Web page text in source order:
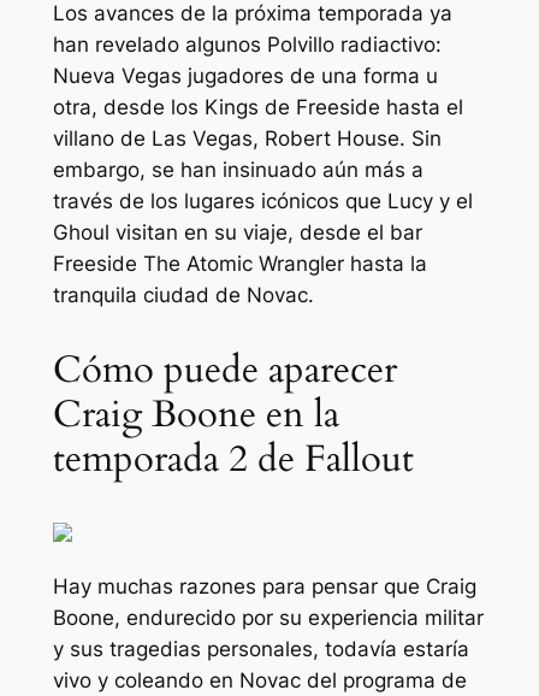
Los avances de la próxima temporada ya
han revelado algunos Polvillo radiactivo:
Nueva Vegas jugadores de una forma u
otra, desde los Kings de Freeside hasta el
villano de Las Vegas, Robert House. Sin
embargo, se han insinuado aún más a
través de los lugares icónicos que Lucy y el
Ghoul visitan en su viaje, desde el bar
Freeside The Atomic Wrangler hasta la
tranquila ciudad de Novac.
Cómo puede aparecer
Craig Boone en la
temporada 2 de Fallout
Hay muchas razones para pensar que Craig
Boone, endurecido por su experiencia militar
y sus tragedias personales, todavía estaría
vivo y coleando en Novac del programa de